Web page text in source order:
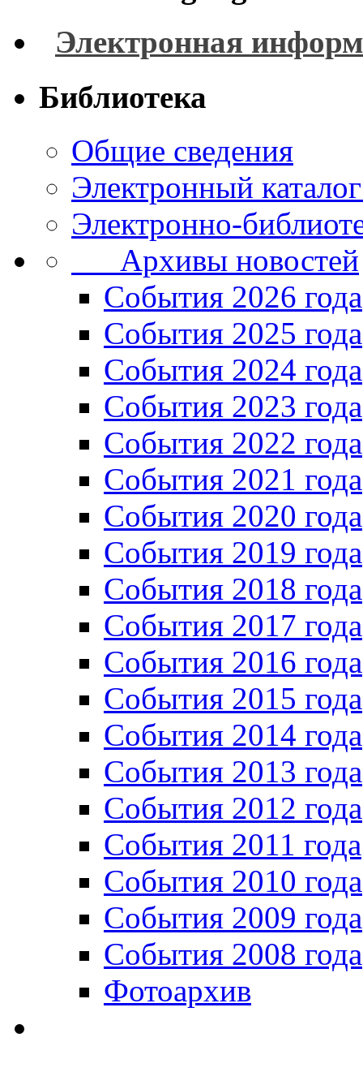
Электронная
Библиотека
Общие сведения
Электронный
Электронно-
Архивы новостей
Cобытия 2026 года
События 2025 года
События 2024 года
События 2023 года
Cобытия 2022 года
Cобытия 2021 года
События 2020 года
События 2019 года
События 2018 года
События 2017 года
События 2016 года
События 2015 года
События 2014 года
События 2013 года
События 2012 года
События 2011 года
События 2010 года
События 2009 года
События 2008 года
Фотоархив